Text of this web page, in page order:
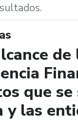
que
y las